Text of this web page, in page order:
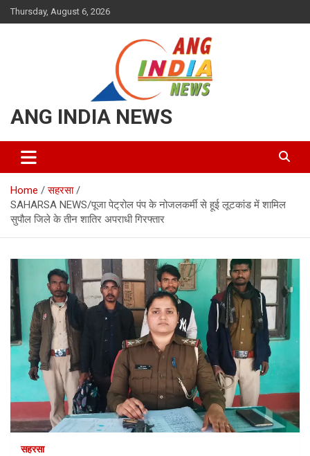
Skip
to
Thursday, August 6, 2026
ANG INDIA NEWS
Home
सहरसा
SAHARSA NEWS/पूजा पेट्रोल पंप के नोजलकर्मी से हूई लूटकांड में शामिल
सुपौल जिले के तीन शातिर अपराधी गिरफ्तार
सहरसा